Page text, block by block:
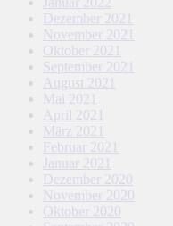
Dezember 2021
November 2021
Oktober 2021
September 2021
August 2021
Mai 2021
April 2021
März 2021
Februar 2021
Januar 2021
Dezember 2020
November 2020
Oktober 2020